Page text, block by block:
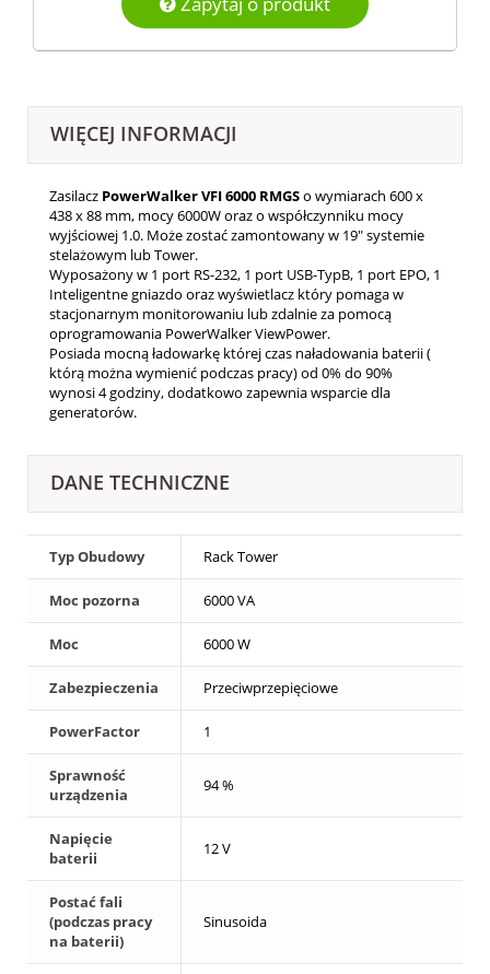
WIĘCEJ INFORMACJI
Zasilacz PowerWalker VFI 6000 RMGSo wymiarach 600 x
438 x 88 mm, mocy 6000W oraz o współczynniku mocy
wyjściowej 1.0. Może zostać zamontowany w 19" systemie
stelażowym lub Tower.
Wyposażony w 1 port RS-232, 1 port USB-TypB, 1 port EPO, 1
Inteligentne gniazdo oraz wyświetlacz który pomaga w
stacjonarnym monitorowaniu lub zdalnie za pomocą
oprogramowania PowerWalker ViewPower.
Posiada mocną ładowarkę której czas naładowania baterii (
którą można wymienić podczas pracy) od 0% do 90%
wynosi 4 godziny, dodatkowo zapewnia wsparcie dla
generatorów.
DANE TECHNICZNE
Typ Obudowy Rack Tower
Moc pozorna 6000 VA
Moc 6000 W
Zabezpieczenia Przeciwprzepięciowe
PowerFactor 1
Sprawność
urządzenia
94 %
Napięcie
baterii
12 V
Postać fali
(podczas pracy
na baterii)
Sinusoida